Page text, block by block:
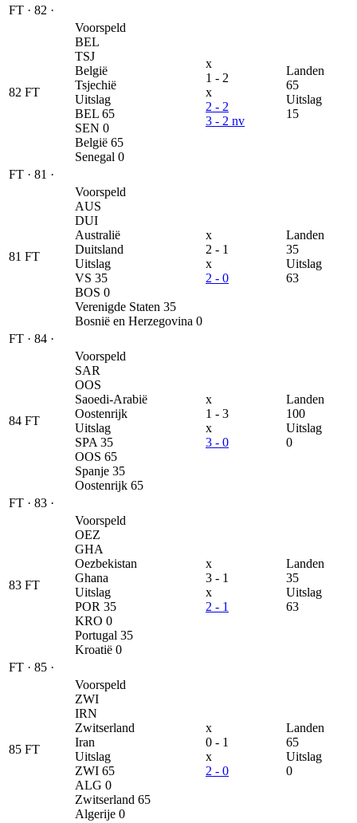
FT · 82 ·
82 FT
Voorspeld
BEL
TSJ
België
Tsjechië
Uitslag
BEL 65
SEN 0
België 65
Senegal 0
x
1 - 2
x
2 - 2
3 - 2 nv
Landen
65
Uitslag
15
FT · 81 ·
81 FT
Voorspeld
AUS
DUI
Australië
Duitsland
Uitslag
VS 35
BOS 0
Verenigde Staten 35
Bosnië en Herzegovina 0
x
2 - 1
x
2 - 0
Landen
35
Uitslag
63
FT · 84 ·
84 FT
Voorspeld
SAR
OOS
Saoedi-Arabië
Oostenrijk
Uitslag
SPA 35
OOS 65
Spanje 35
Oostenrijk 65
x
1 - 3
x
3 - 0
Landen
100
Uitslag
0
FT · 83 ·
83 FT
Voorspeld
OEZ
GHA
Oezbekistan
Ghana
Uitslag
POR 35
KRO 0
Portugal 35
Kroatië 0
x
3 - 1
x
2 - 1
Landen
35
Uitslag
63
FT · 85 ·
85 FT
Voorspeld
ZWI
IRN
Zwitserland
Iran
Uitslag
ZWI 65
ALG 0
Zwitserland 65
Algerije 0
x
0 - 1
x
2 - 0
Landen
65
Uitslag
0